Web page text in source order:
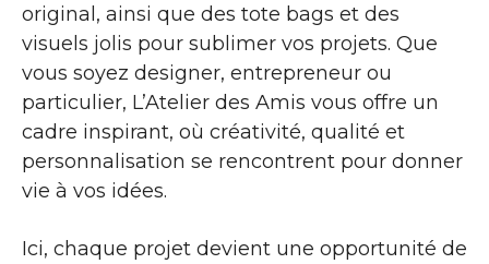
original, ainsi que des tote bags et des
visuels jolis pour sublimer vos projets. Que
vous soyez designer, entrepreneur ou
particulier, L’Atelier des Amis vous offre un
cadre inspirant, où créativité, qualité et
personnalisation se rencontrent pour donner
vie à vos idées.
Ici, chaque projet devient une opportunité de